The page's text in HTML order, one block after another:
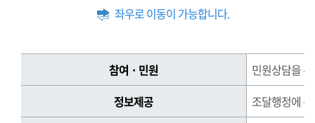
좌우로 이동이 가능합니다.
참여 · 민원
민원상담을
정보제공
조달행정에